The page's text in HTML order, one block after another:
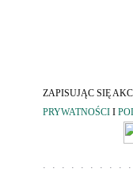
ZAPISUJĄC SIĘ
PRYWATNOŚCI I